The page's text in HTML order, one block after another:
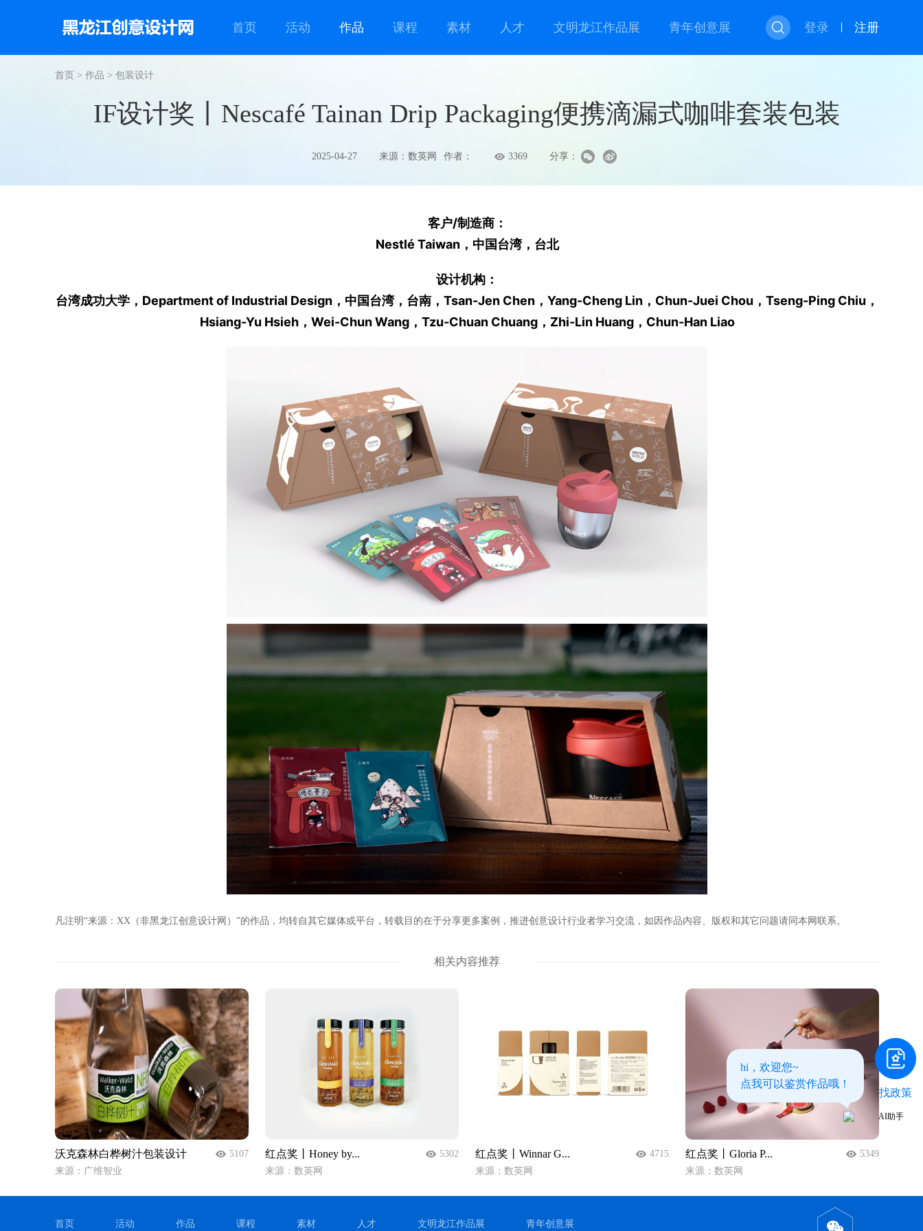
登录 注册
首页 活动 作品 课程 素材 人才 文明龙江作品展 青年创意展
首页 > 作品 > 包装设计
IF设计奖丨Nescafé Tainan Drip Packaging便携滴漏式咖啡套装包装
2025-04-27 来源：数英网 作者： 3369 分享：
客户/制造商：
Nestlé Taiwan，中国台湾，台北
设计机构：
台湾成功大学，Department of Industrial Design，中国台湾，台南，Tsan-Jen Chen，Yang-Cheng Lin，Chun-Juei Chou，Tseng-Ping Chiu，
Hsiang-Yu Hsieh，Wei-Chun Wang，Tzu-Chuan Chuang，Zhi-Lin Huang，Chun-Han Liao
凡注明“来源：XX（非黑龙江创意设计网）”的作品，均转自其它媒体或平台，转载目的在于分享更多案例，推进创意设计行业者学习交流，如因作品内容、版权和其它问题请同本网联系。
相关内容推荐
5107
沃克森林白桦树汁包装设计
来源：广维智业
5302
红点奖丨Honey by...
来源：数英网
4715
红点奖丨Winnar G...
来源：数英网
5349
红点奖丨Gloria P...
来源：数英网
首页 活动 作品 课程 素材 人才 文明龙江作品展 青年创意展
找政策
hi，欢迎您~
点我可以鉴赏作品哦！